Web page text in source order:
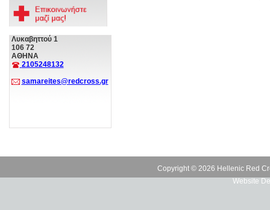
Λυκαβηττού 1
106 72
ΑΘΗΝΑ
2105248132
samareites@redcross.gr
Copyright © 2026 Hellenic Red
Website